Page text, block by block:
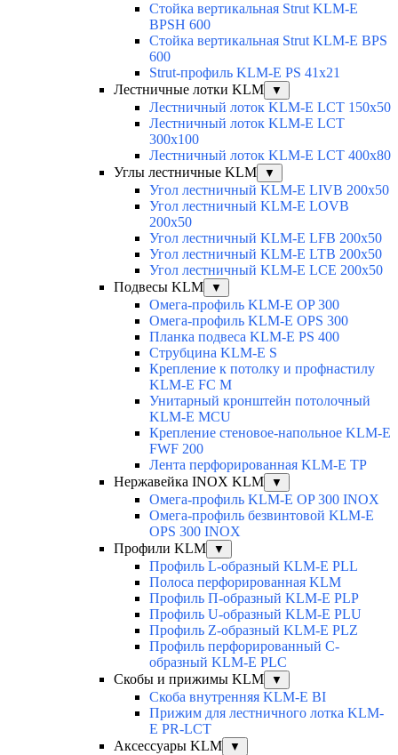
Стойка вертикальная Strut KLM-E
BPSH 600
Стойка вертикальная Strut KLM-E BPS
600
Strut-профиль KLM-E PS 41x21
Лестничные лотки KLM
▼
Лестничный лоток KLM-E LCT 150x50
Лестничный лоток KLM-E LCT
300x100
Лестничный лоток KLM-E LCT 400x80
Углы лестничные KLM
▼
Угол лестничный KLM-E LIVB 200x50
Угол лестничный KLM-E LOVB
200x50
Угол лестничный KLM-E LFB 200x50
Угол лестничный KLM-E LTB 200x50
Угол лестничный KLM-E LCE 200x50
Подвесы KLM
▼
Омега-профиль KLM-E OP 300
Омега-профиль KLM-E OPS 300
Планка подвеса KLM-E PS 400
Струбцина KLM-E S
Крепление к потолку и профнастилу
KLM-E FC M
Унитарный кронштейн потолочный
KLM-E MCU
Крепление стеновое-напольное KLM-E
FWF 200
Лента перфорированная KLM-E TP
Нержавейка INOX KLM
▼
Омега-профиль KLM-E OP 300 INOX
Омега-профиль безвинтовой KLM-E
OPS 300 INOX
Профили KLM
▼
Профиль L-образный KLM-E PLL
Полоса перфорированная KLM
Профиль П-образный KLM-E PLP
Профиль U-образный KLM-E PLU
Профиль Z-образный KLM-E PLZ
Профиль перфорированный C-
образный KLM-E PLC
Скобы и прижимы KLM
▼
Скоба внутренняя KLM-E BI
Прижим для лестничного лотка KLM-
E PR-LCT
Аксессуары KLM
▼